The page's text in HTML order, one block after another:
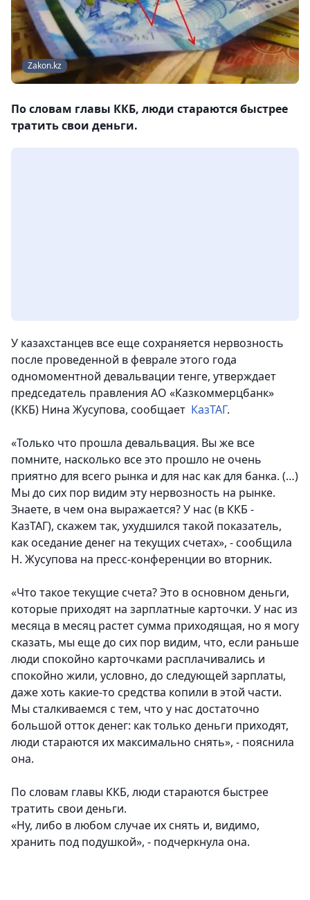
Zakon.kz
По словам главы ККБ, люди стараются быстрее
тратить свои деньги.
У казахстанцев все еще сохраняется нервозность
после проведенной в феврале этого года
одномоментной девальвации тенге, утверждает
председатель правления АО «Казкоммерцбанк»
(ККБ) Нина Жусупова, сообщает КазТАГ.
«Только что прошла девальвация. Вы же все
помните, насколько все это прошло не очень
приятно для всего рынка и для нас как для банка. (…)
Мы до сих пор видим эту нервозность на рынке.
Знаете, в чем она выражается? У нас (в ККБ -
КазТАГ), скажем так, ухудшился такой показатель,
как оседание денег на текущих счетах», - сообщила
Н. Жусупова на пресс-конференции во вторник.
«Что такое текущие счета? Это в основном деньги,
которые приходят на зарплатные карточки. У нас из
месяца в месяц растет сумма приходящая, но я могу
сказать, мы еще до сих пор видим, что, если раньше
люди спокойно карточками расплачивались и
спокойно жили, условно, до следующей зарплаты,
даже хоть какие-то средства копили в этой части.
Мы сталкиваемся с тем, что у нас достаточно
большой отток денег: как только деньги приходят,
люди стараются их максимально снять», - пояснила
она.
По словам главы ККБ, люди стараются быстрее
тратить свои деньги.
«Ну, либо в любом случае их снять и, видимо,
хранить под подушкой», - подчеркнула она.